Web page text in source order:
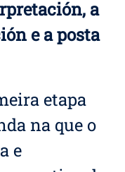
a
e a posta
etapa
na que o
e